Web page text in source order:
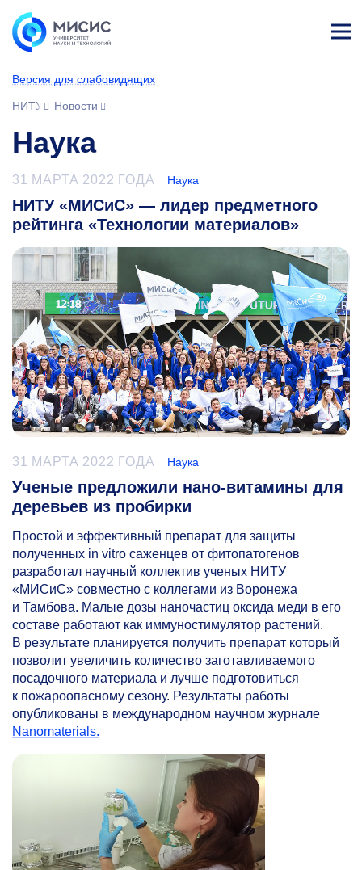
Версия для слабовидящих
НИТУ МИСИС
Новости
Наука
31 МАРТА 2022 ГОДА Наука
НИТУ «МИСиС» — лидер предметного
рейтинга «Технологии материалов»
31 МАРТА 2022 ГОДА Наука
Ученые предложили нано-витамины для
деревьев из пробирки
Простой и эффективный препарат для защиты
полученных in vitro саженцев от фитопатогенов
разработал научный коллектив ученых НИТУ
«МИСиС» совместно с коллегами из Воронежа
и Тамбова. Малые дозы наночастиц оксида меди в его
составе работают как иммуностимулятор растений.
В результате планируется получить препарат который
позволит увеличить количество заготавливаемого
посадочного материала и лучше подготовиться
к пожароопасному сезону. Результаты работы
опубликованы в международном научном журнале
Nanomaterials.